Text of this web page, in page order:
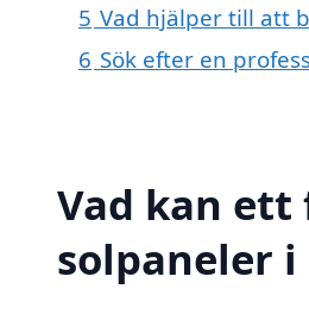
5 Vad hjälper till att
6 Sök efter en
Vad kan ett
solpaneler